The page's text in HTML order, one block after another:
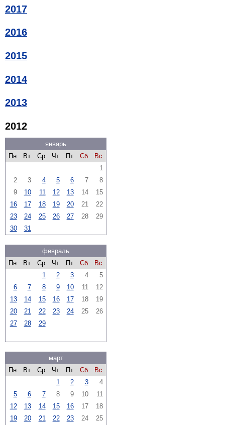
2017
2016
2015
2014
2013
2012
январь
Пн
Вт Ср Чт Пт Сб
Вс
1
2
3 4 5 6 7
8
9
10 11 12 13 14
15
16
17 18 19 20 21
22
23
24 25 26 27 28
29
30
31
февраль
Пн
Вт Ср Чт Пт Сб
Вс
1
2 3 4
5
6
7 8 9 10 11
12
13
14 15 16 17 18
19
20
21 22 23 24 25
26
27
28 29
март
Пн
Вт Ср Чт Пт Сб
Вс
1
2 3
4
5
6 7 8 9 10
11
12
13 14 15 16 17
18
19
20 21 22 23 24
25